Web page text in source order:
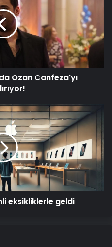
Ozan Canfeza'yı
eksikliklerle geldi